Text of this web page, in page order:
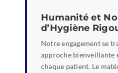
Humanité et
d’Hygiène
Notre engagement se
approche bienveillante
chaque patient. Le